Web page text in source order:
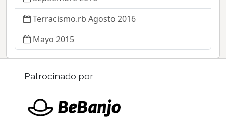
Terracismo.rb Agosto 2016
Mayo 2015
Patrocinado por